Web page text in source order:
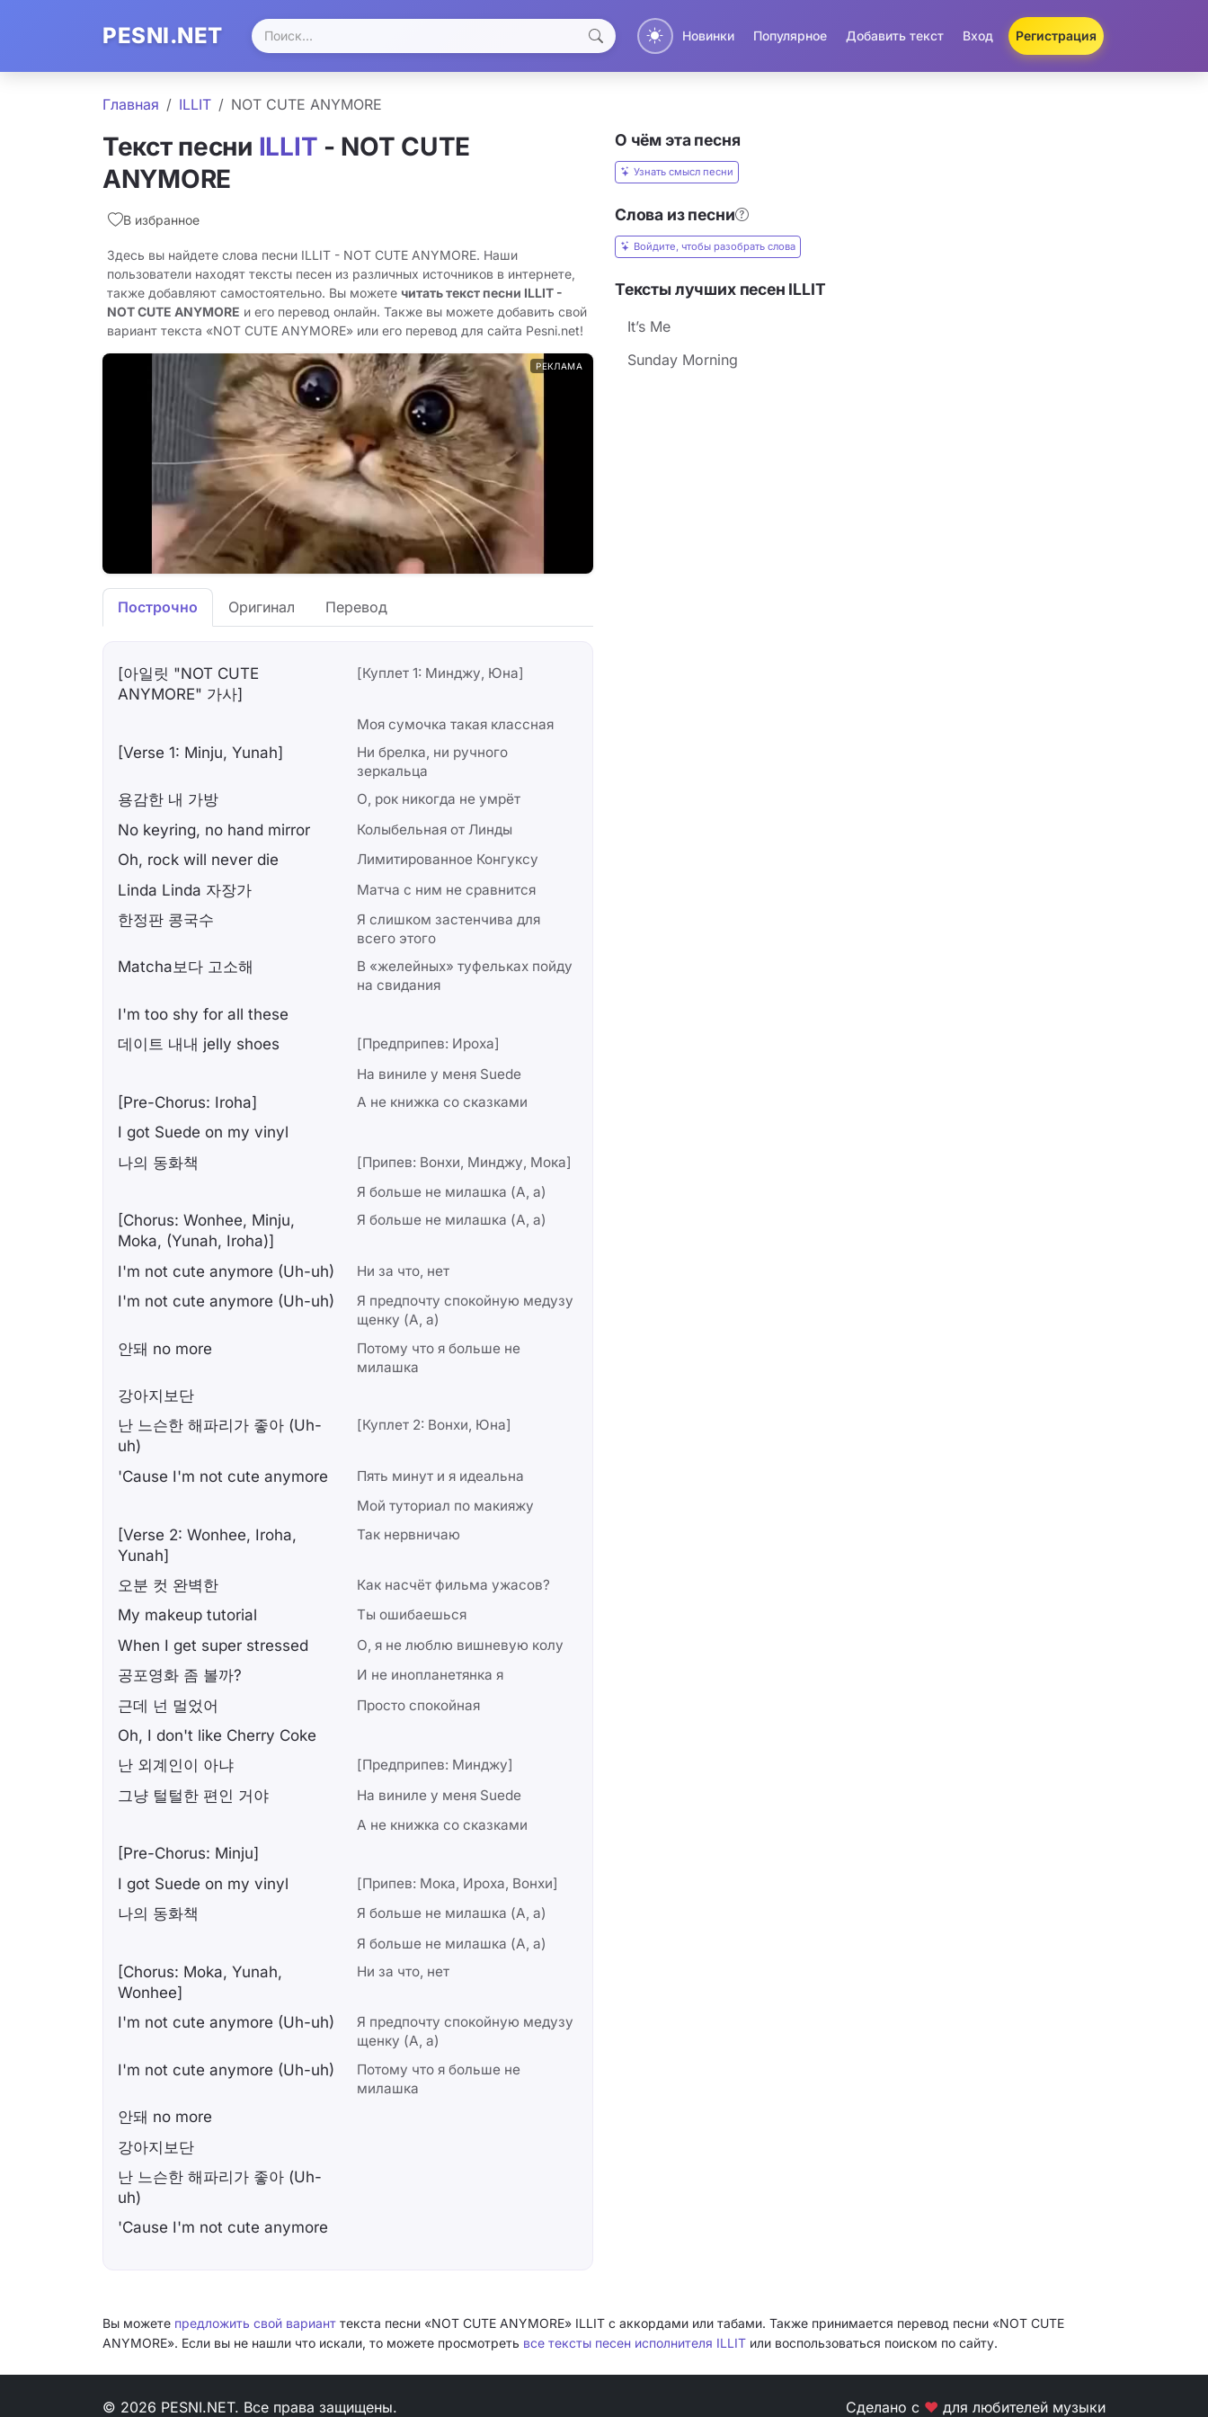
PESNI.NET Новинки Популярное Добавить текст Вход Регистрация
Главная ILLIT NOT CUTE ANYMORE
Текст песни ILLIT - NOT CUTE
ANYMORE
В избранное
Здесь вы найдете слова песни ILLIT - NOT CUTE ANYMORE. Наши
пользователи находят тексты песен из различных источников в интернете,
также добавляют самостоятельно. Вы можете читать текст песни ILLIT -
NOT CUTE ANYMORE и его перевод онлайн. Также вы можете добавить свой
вариант текста «NOT CUTE ANYMORE» или его перевод для сайта Pesni.net!
РЕКЛАМА
Построчно Оригинал Перевод
[아일릿 "NOT CUTE
ANYMORE" 가사]
[Куплет 1: Минджу, Юна]
Моя сумочка такая классная
[Verse 1: Minju, Yunah]
Ни брелка, ни ручного
зеркальца
용감한 내 가방 О, рок никогда не умрёт
No keyring, no hand mirror Колыбельная от Линды
Oh, rock will never die Лимитированное Конгуксу
Linda Linda 자장가 Матча с ним не сравнится
한정판 콩국수
Я слишком застенчива для
всего этого
Matcha보다 고소해
В «желейных» туфельках пойду
на свидания
I'm too shy for all these
데이트 내내 jelly shoes
[Предприпев: Ироха]
На виниле у меня Suede
[Pre-Chorus: Iroha] А не книжка со сказками
I got Suede on my vinyl
나의 동화책
[Припев: Вонхи, Минджу, Мока]
Я больше не милашка (А, а)
[Chorus: Wonhee, Minju,
Moka, (Yunah, Iroha)]
Я больше не милашка (А, а)
I'm not cute anymore (Uh-uh) Ни за что, нет
I'm not cute anymore (Uh-uh)
Я предпочту спокойную медузу
щенку (А, а)
안돼 no more
Потому что я больше не
милашка
강아지보단
난 느슨한 해파리가 좋아 (Uh-
uh)
[Куплет 2: Вонхи, Юна]
'Cause I'm not cute anymore
Пять минут и я идеальна
Мой туториал по макияжу
[Verse 2: Wonhee, Iroha,
Yunah]
Так нервничаю
오분 컷 완벽한 Как насчёт фильма ужасов?
My makeup tutorial Ты ошибаешься
When I get super stressed О, я не люблю вишневую колу
공포영화 좀 볼까? И не инопланетянка я
근데 넌 멀었어 Просто спокойная
Oh, I don't like Cherry Coke
난 외계인이 아냐
[Предприпев: Минджу]
그냥 털털한 편인 거야
На виниле у меня Suede
А не книжка со сказками
[Pre-Chorus: Minju]
I got Suede on my vinyl
[Припев: Мока, Ироха, Вонхи]
나의 동화책
Я больше не милашка (А, а)
Я больше не милашка (А, а)
[Chorus: Moka, Yunah,
Wonhee]
Ни за что, нет
I'm not cute anymore (Uh-uh)
Я предпочту спокойную медузу
щенку (А, а)
I'm not cute anymore (Uh-uh)
Потому что я больше не
милашка
안돼 no more
강아지보단
난 느슨한 해파리가 좋아 (Uh-
uh)
'Cause I'm not cute anymore
О чём эта песня
Узнать смысл песни
Слова из песни
Войдите, чтобы разобрать слова
Тексты лучших песен ILLIT
It’s Me
Sunday Morning
Вы можете предложить свой вариант текста песни «NOT CUTE ANYMORE» ILLIT с аккордами или табами. Также принимается перевод песни «NOT CUTE
ANYMORE». Если вы не нашли что искали, то можете просмотреть все тексты песен исполнителя ILLIT или воспользоваться поиском по сайту.
© 2026 PESNI.NET. Все права защищены. Сделано с ❤ для любителей музыки